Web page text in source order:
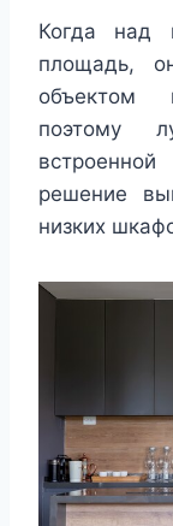
Когда над
площадь,
объектом
поэтому
решение
низких